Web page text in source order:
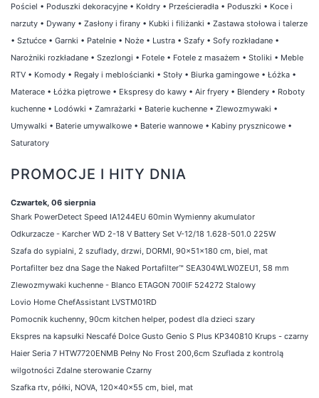
Pościel • Poduszki dekoracyjne • Kołdry • Prześcieradła • Poduszki • Koce i
narzuty • Dywany • Zasłony i firany • Kubki i filiżanki • Zastawa stołowa i talerze
• Sztućce • Garnki • Patelnie • Noże • Lustra • Szafy • Sofy rozkładane •
Narożniki rozkładane • Szezlongi • Fotele • Fotele z masażem • Stoliki • Meble
RTV • Komody • Regały i meblościanki • Stoły • Biurka gamingowe • Łóżka •
Materace • Łóżka piętrowe • Ekspresy do kawy • Air fryery • Blendery • Roboty
kuchenne • Lodówki • Zamrażarki • Baterie kuchenne • Zlewozmywaki •
Umywalki • Baterie umywalkowe • Baterie wannowe • Kabiny prysznicowe •
Saturatory
PROMOCJE I HITY DNIA
Czwartek, 06 sierpnia
Shark PowerDetect Speed IA1244EU 60min Wymienny akumulator
Odkurzacze - Karcher WD 2-18 V Battery Set V-12/18 1.628-501.0 225W
Szafa do sypialni, 2 szuflady, drzwi, DORMI, 90x51x180 cm, biel, mat
Portafilter bez dna Sage the Naked Portafilter™ SEA304WLW0ZEU1, 58 mm
Zlewozmywaki kuchenne - Blanco ETAGON 700IF 524272 Stalowy
Lovio Home ChefAssistant LVSTM01RD
Pomocnik kuchenny, 90cm kitchen helper, podest dla dzieci szary
Ekspres na kapsułki Nescafé Dolce Gusto Genio S Plus KP340810 Krups - czarny
Haier Seria 7 HTW7720ENMB Pełny No Frost 200,6cm Szuflada z kontrolą
wilgotności Zdalne sterowanie Czarny
Szafka rtv, półki, NOVA, 120x40x55 cm, biel, mat